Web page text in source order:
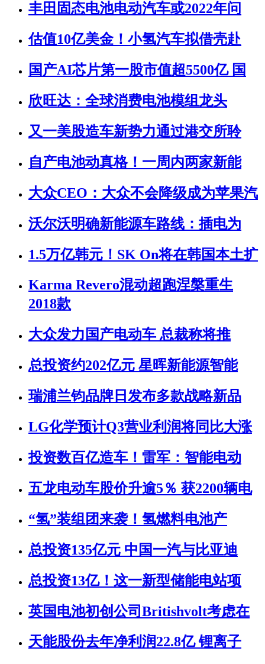
丰田固态电池电动汽车或2022年问
估值10亿美金！小氢汽车拟借壳赴
国产AI芯片第一股市值超5500亿 国
欣旺达：全球消费电池模组龙头
又一美股造车新势力通过港交所聆
自产电池动真格！一周内两家新能
大众CEO：大众不会降级成为苹果汽
沃尔沃明确新能源车路线：插电为
1.5万亿韩元！SK On将在韩国本土扩
Karma Revero混动超跑涅槃重生
2018款
大众发力国产电动车 总裁称将推
总投资约202亿元 星晖新能源智能
瑞浦兰钧品牌日发布多款战略新品
LG化学预计Q3营业利润将同比大涨
投资数百亿造车！雷军：智能电动
五龙电动车股价升逾5％ 获2200辆电
“氢”装组团来袭！氢燃料电池产
总投资135亿元 中国一汽与比亚迪
总投资13亿！这一新型储能电站项
英国电池初创公司Britishvolt考虑在
天能股份去年净利润22.8亿 锂离子